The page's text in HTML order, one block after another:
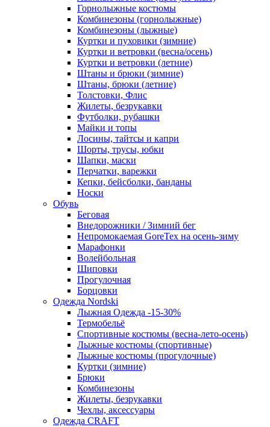
Горнолыжные костюмы
Комбинезоны (горнолыжные)
Комбинезоны (лыжные)
Куртки и пуховики (зимние)
Куртки и ветровки (весна/осень)
Куртки и ветровки (летние)
Штаны и брюки (зимние)
Штаны, брюки (летние)
Толстовки, Флис
Жилеты, безрукавки
Футболки, рубашки
Майки и топы
Лосины, тайтсы и капри
Шорты, трусы, юбки
Шапки, маски
Перчатки, варежки
Кепки, бейсболки, банданы
Носки
Обувь
Беговая
Внедорожники / Зимний бег
Непромокаемая GoreTex на осень-зиму
Марафонки
Волейбольная
Шиповки
Прогулочная
Борцовки
Одежда Nordski
Лыжная Одежда -15-30%
Термобельё
Спортивные костюмы (весна-лето-осень)
Лыжные костюмы (спортивные)
Лыжные костюмы (прогулочные)
Куртки (зимние)
Брюки
Комбинезоны
Жилеты, безрукавки
Чехлы, аксессуары
Одежда CRAFT